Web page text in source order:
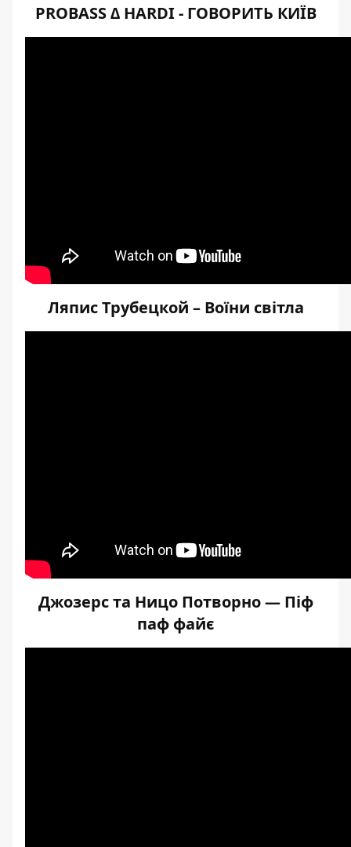
PROBASS ∆ HARDI - ГОВОРИТЬ КИЇВ
Ляпис Трубецкой – Воїни світла
Джозерс та Ницо Потворно — Піф
паф файє